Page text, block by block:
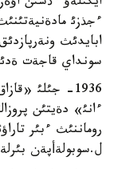
ءجذزئ
ابايدئث
سونداي قاجةت
1936- جئلئ
ءانئ» دةيتئن
ل.سوبولةأپةن